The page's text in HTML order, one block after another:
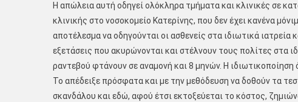
Η απώλεια αυτή οδηγεί ολόκληρα τμήματα και κλινικές σε
κλινικής στο νοσοκομείο Κατερίνης, που δεν έχει κανένα
αποτέλεσμα να οδηγούνται οι ασθενείς στα ιδιωτικά ιατρεία
εξετάσεις που ακυρώνονται και στέλνουν τους πολίτες στα
ραντεβού φτάνουν σε αναμονή και 8 μηνών. Η
Το απέδειξε πρόσφατα και με την μεθόδευση να δοθούν τα
σκανδάλου και εδώ, αφού έτσι εκτοξεύεται το κόστος,